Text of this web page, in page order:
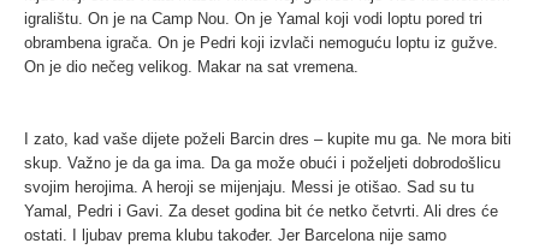
igralištu. On je na Camp Nou. On je Yamal koji vodi loptu pored tri
obrambena igrača. On je Pedri koji izvlači nemoguću loptu iz gužve.
On je dio nečeg velikog. Makar na sat vremena.
I zato, kad vaše dijete poželi Barcin dres – kupite mu ga. Ne mora biti
skup. Važno je da ga ima. Da ga može obući i poželjeti dobrodošlicu
svojim herojima. A heroji se mijenjaju. Messi je otišao. Sad su tu
Yamal, Pedri i Gavi. Za deset godina bit će netko četvrti. Ali dres će
ostati. I ljubav prema klubu također. Jer Barcelona nije samo